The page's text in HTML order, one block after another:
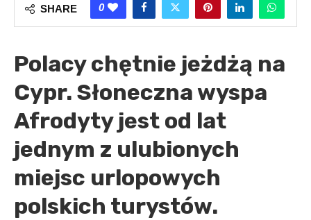
SHARE 0
Polacy chętnie jeżdżą na
Cypr. Słoneczna wyspa
Afrodyty jest od lat
jednym z ulubionych
miejsc urlopowych
polskich turystów.